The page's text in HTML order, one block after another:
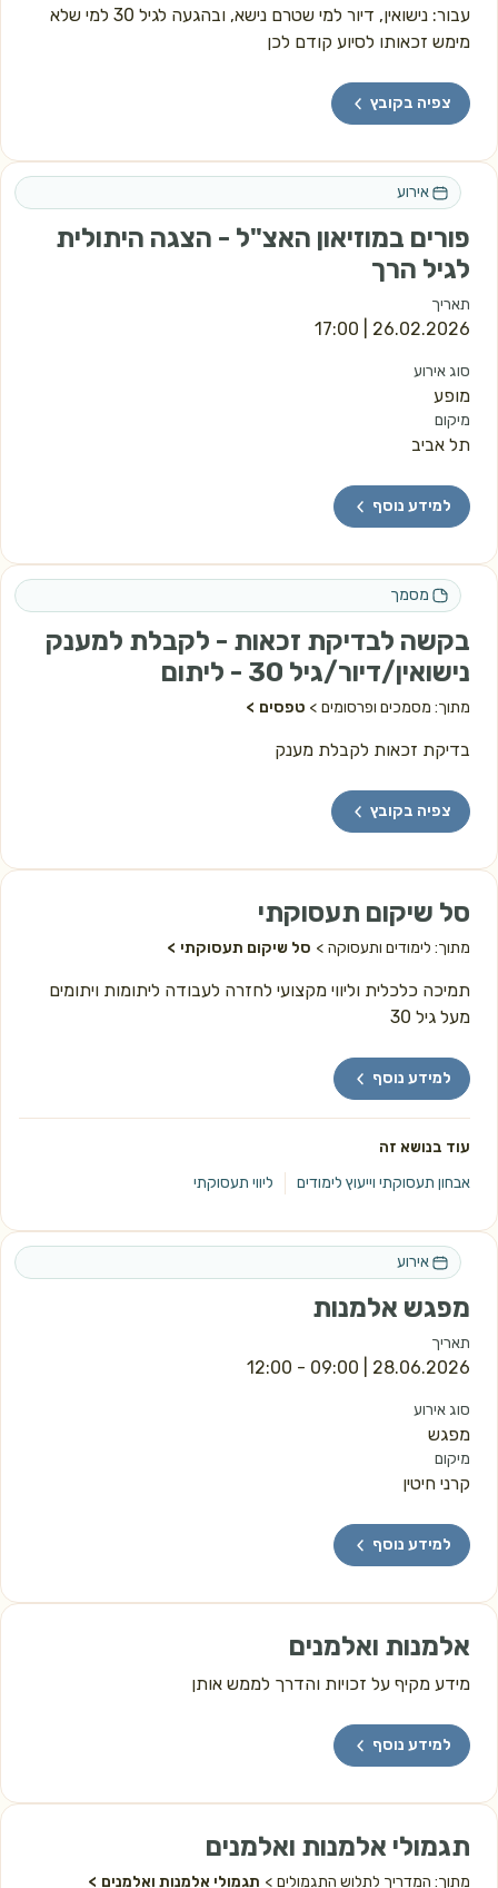
עבור: נישואין, דיור למי שטרם נישא, ובהגעה לגיל 30 למי שלא
מימש זכאותו לסיוע קודם לכן
צפיה בקובץ
אירוע
פורים במוזיאון האצ"ל - הצגה היתולית
לגיל הרך
תאריך
26.02.2026
סוג אירוע
מופע
מיקום
תל אביב
למידע נוסף
מסמך
בקשה לבדיקת זכאות - לקבלת למענק
נישואין/דיור/גיל 30 - ליתום
מתוך: מסמכים ופרסומים טפסים
בדיקת זכאות לקבלת מענק
צפיה בקובץ
סל שיקום תעסוקתי
מתוך: לימודים ותעסוקה סל שיקום תעסוקתי
תמיכה כלכלית וליווי מקצועי לחזרה לעבודה ליתומות ויתומים
מעל גיל 30
למידע נוסף
עוד בנושא זה
אבחון תעסוקתי וייעוץ לימודים
ליווי תעסוקתי
אירוע
מפגש אלמנות
תאריך
28.06.2026
סוג אירוע
מפגש
מיקום
קרני חיטין
למידע נוסף
אלמנות ואלמנים
מידע מקיף על זכויות והדרך לממש אותן
למידע נוסף
תגמולי אלמנות ואלמנים
מתוך: המדריך לתלוש התגמולים תגמולי אלמנות ואלמנים